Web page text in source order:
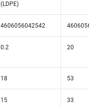
(LDPE)
4606056042542
0.2 20
18 53
15 33